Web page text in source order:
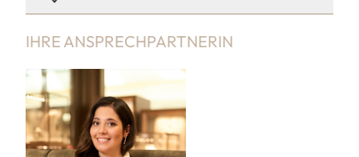
IHRE ANSPRECHPARTNERIN